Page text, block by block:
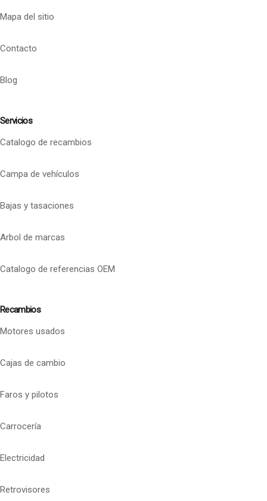
Mapa del sitio
Contacto
Blog
Servicios
Catalogo de recambios
Campa de vehículos
Bajas y tasaciones
Arbol de marcas
Catalogo de referencias OEM
Recambios
Motores usados
Cajas de cambio
Faros y pilotos
Carrocería
Electricidad
Retrovisores